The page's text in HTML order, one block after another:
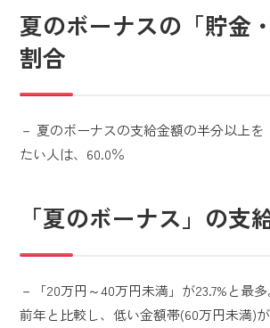
夏のボーナスの「貯金
割合
－ 夏のボーナスの支給金額の半分以上を
たい人は、60.0％
「夏のボーナス」の支
－「20万円～40万円未満」が23.7%と最多
前年と比較し、低い金額帯(60万円未満)